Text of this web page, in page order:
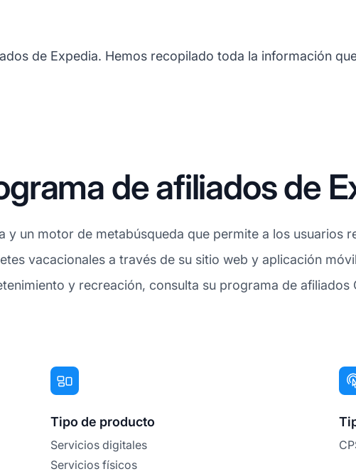
de Expedia. Hemos recopilado toda la información
de afiliados de
y un motor de metabúsqueda que permite a los usuarios
vacacionales a través de su sitio web y aplicación
y recreación, consulta su programa de afiliados
Tipo de producto
Servicios digitales
Servicios físicos